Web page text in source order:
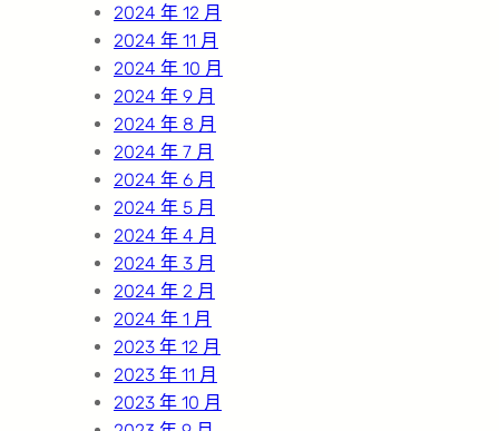
2024 年 12 月
2024 年 11 月
2024 年 10 月
2024 年 9 月
2024 年 8 月
2024 年 7 月
2024 年 6 月
2024 年 5 月
2024 年 4 月
2024 年 3 月
2024 年 2 月
2024 年 1 月
2023 年 12 月
2023 年 11 月
2023 年 10 月